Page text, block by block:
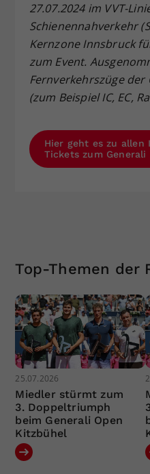
27.07.2024 im VVT-
Schienennahverkehr
Kernzone Innsbruck
zum Event.
Fernverkehrszüge der
(zum Beispiel IC, EC,
Hier geht es zu allen
Tickets zum Generali
Top-Themen der
25.07.2026
Miedler stürmt zum
3. Doppeltriumph
beim Generali Open
Kitzbühel